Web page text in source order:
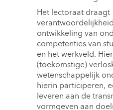
Het lectoraat draagt
ontwikkeling van
competenties van
en het werkveld.
(toekomstige)
wetenschappelijk
hierin participeren,
leveren aan de
vormgeven aan